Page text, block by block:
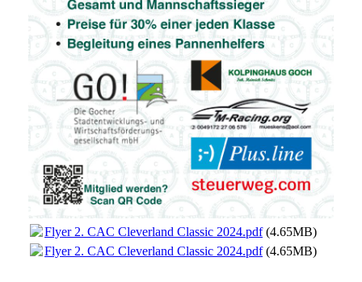
Flyer 2. CAC Cleverland Classic 2024.pdf(4.65MB)
Flyer 2. CAC Cleverland Classic 2024.pdf(4.65MB)